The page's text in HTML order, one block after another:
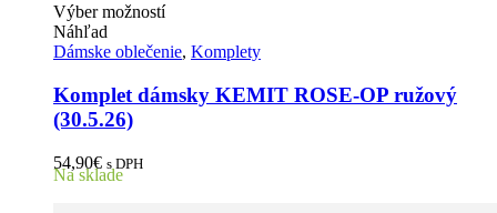
Výber možnostíTento
má
variantov.
Možnosti
Náhľad
Dámske oblečenie, Komplety
Komplet dámsky KEMIT ROSE-OP ružový
(30.5.26)
54,90€ s DPH
Na sklade